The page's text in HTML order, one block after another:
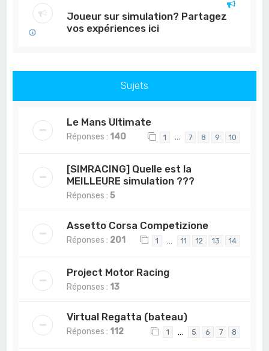
Joueur sur simulation? Partagez
vos expériences ici
Sujets
Le Mans Ultimate
Réponses : 140 1 … 7 8 9 10
[SIMRACING] Quelle est la
MEILLEURE simulation ???
Réponses :5
Assetto Corsa Competizione
Réponses : 201 1 … 11 12 13 14
Project Motor Racing
Réponses : 13
Virtual Regatta (bateau)
Réponses : 112 1 … 5 6 7 8